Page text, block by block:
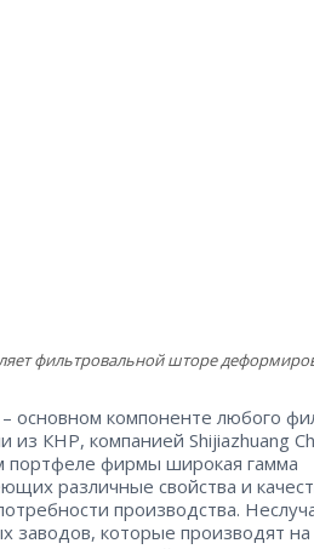
фильтровальной шторе
​основном компоненте любого
КНР, компанией Shijiazhuang
портфеле фирмы широкая гамма
различные свойства и
производства.
заводов, которые производят на